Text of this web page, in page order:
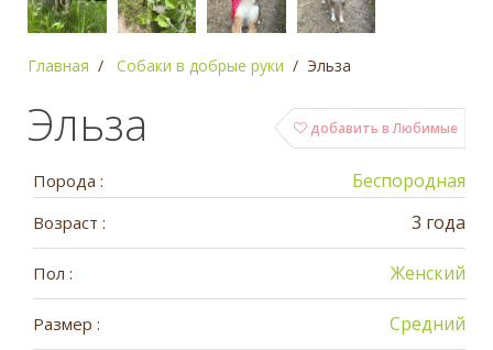
Главная Собаки в добрые руки Эльза
добавить в Любимые
Эльза
Порода : Беспородная
Возраст : 3 года
Пол : Женский
Размер : Средний